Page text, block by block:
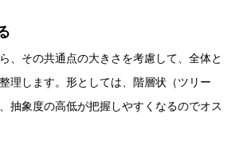
、その共通点の大きさを考慮して、全体と
理します。形としては、階層状（ツリー
抽象度の高低が把握しやすくなるのでオス